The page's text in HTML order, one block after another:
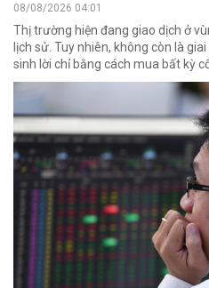
08/08/2026 04:01
Thị trường hiện đang giao dịch ở
lịch sử. Tuy nhiên, không còn là
sinh lời chỉ bằng cách mua bất kỳ